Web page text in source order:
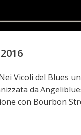
Vicoli del Blues
da
con Bourbon